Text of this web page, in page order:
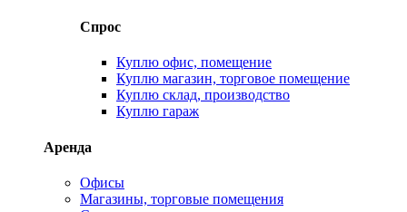
Спрос
Куплю офис, помещение
Куплю магазин, торговое помещение
Куплю склад, производство
Куплю гараж
Аренда
Офисы
Магазины, торговые помещения